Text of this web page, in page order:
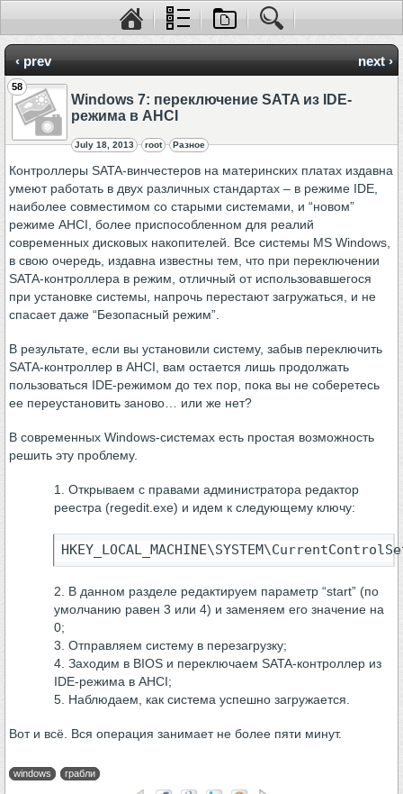
‹ prev next ›
58
Windows 7: переключение SATA из IDE-
режима в AHCI
July 18, 2013 root Разное
Контроллеры SATA-винчестеров на материнских платах издавна
умеют работать в двух различных стандартах – в режиме IDE,
наиболее совместимом со старыми системами, и “новом”
режиме AHCI, более приспособленном для реалий
современных дисковых накопителей. Все системы MS Windows,
в свою очередь, издавна известны тем, что при переключении
SATA-контроллера в режим, отличный от использовавшегося
при установке системы, напрочь перестают загружаться, и не
спасает даже “Безопасный режим”.
В результате, если вы установили систему, забыв переключить
SATA-контроллер в AHCI, вам остается лишь продолжать
пользоваться IDE-режимом до тех пор, пока вы не соберетесь
ее переустановить заново… или же нет?
В современных Windows-системах есть простая возможность
решить эту проблему.
Открываем с правами администратора редактор
реестра (regedit.exe) и идем к следующему ключу:
В данном разделе редактируем параметр “start” (по
умолчанию равен 3 или 4) и заменяем его значение на
0;
Отправляем систему в перезагрузку;
Заходим в BIOS и переключаем SATA-контроллер из
IDE-режима в AHCI;
Наблюдаем, как система успешно загружается.
Вот и всё. Вся операция занимает не более пяти минут.
windows грабли